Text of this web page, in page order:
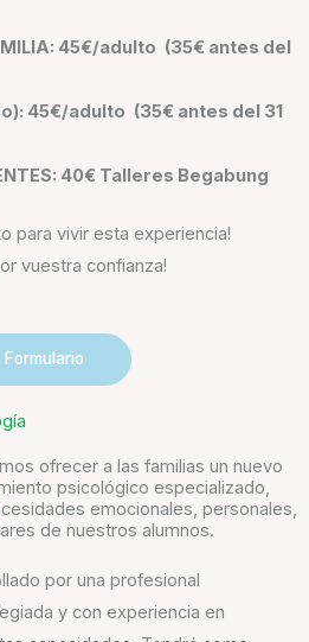
45€/adulto (35€ antes del
45€/adulto (35€ antes del 31
40€ Talleres Begabung
para vivir esta experiencia!
vuestra confianza!
Formulario
ofrecer a las familias un nuevo
psicológico especializado,
emocionales, personales,
de nuestros alumnos.
por una profesional
y con experiencia en